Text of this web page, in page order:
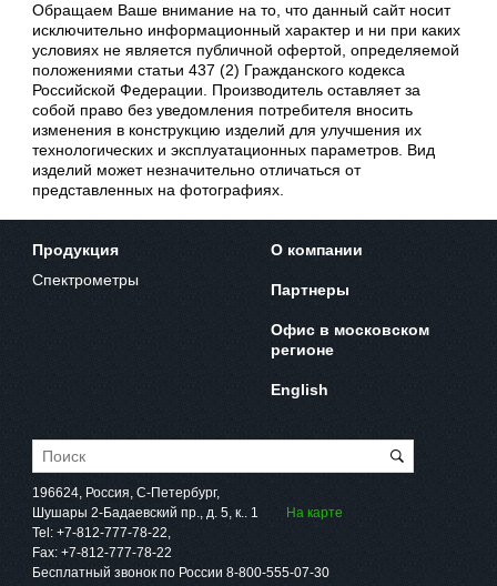
Обращаем Ваше внимание на то, что данный сайт носит
исключительно информационный характер и ни при каких
условиях не является публичной офертой, определяемой
положениями статьи 437 (2) Гражданского кодекса
Российской Федерации. Производитель оставляет за
собой право без уведомления потребителя вносить
изменения в конструкцию изделий для улучшения их
технологических и эксплуатационных параметров. Вид
изделий может незначительно отличаться от
представленных на фотографиях.
Продукция
Спектрометры
О компании
Партнеры
Офис в московском
регионе
English
196624, Россия, С-Петербург,
Шушары 2-Бадаевский пр., д. 5, к.. 1
На карте
Tel: +7-812-777-78-22,
Fax: +7-812-777-78-22
Бесплатный звонок по России 8-800-555-07-30